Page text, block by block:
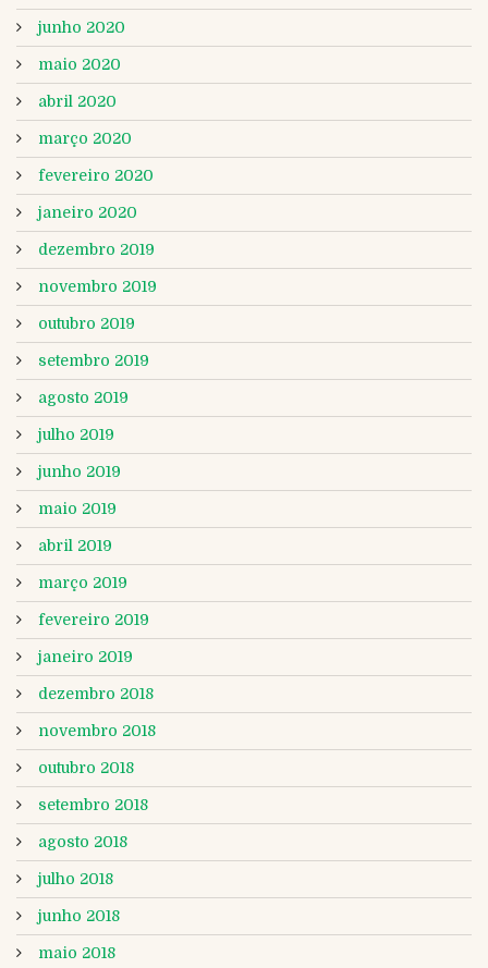
junho 2020
maio 2020
abril 2020
março 2020
fevereiro 2020
janeiro 2020
dezembro 2019
novembro 2019
outubro 2019
setembro 2019
agosto 2019
julho 2019
junho 2019
maio 2019
abril 2019
março 2019
fevereiro 2019
janeiro 2019
dezembro 2018
novembro 2018
outubro 2018
setembro 2018
agosto 2018
julho 2018
junho 2018
maio 2018